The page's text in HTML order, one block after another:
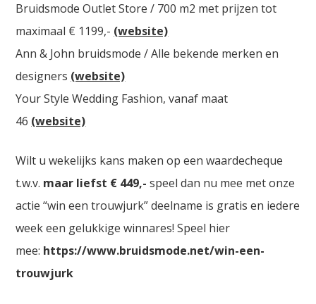
Bruidsmode Outlet Store / 700 m2 met prijzen tot
maximaal € 1199,- (website)
Ann & John bruidsmode / Alle bekende merken en
designers (website)
Your Style Wedding Fashion, vanaf maat
46 (website)
Wilt u wekelijks kans maken op een waardecheque
t.w.v. maar liefst € 449,- speel dan nu mee met onze
actie “win een trouwjurk” deelname is gratis en iedere
week een gelukkige winnares! Speel hier
mee: https://www.bruidsmode.net/win-een-
trouwjurk